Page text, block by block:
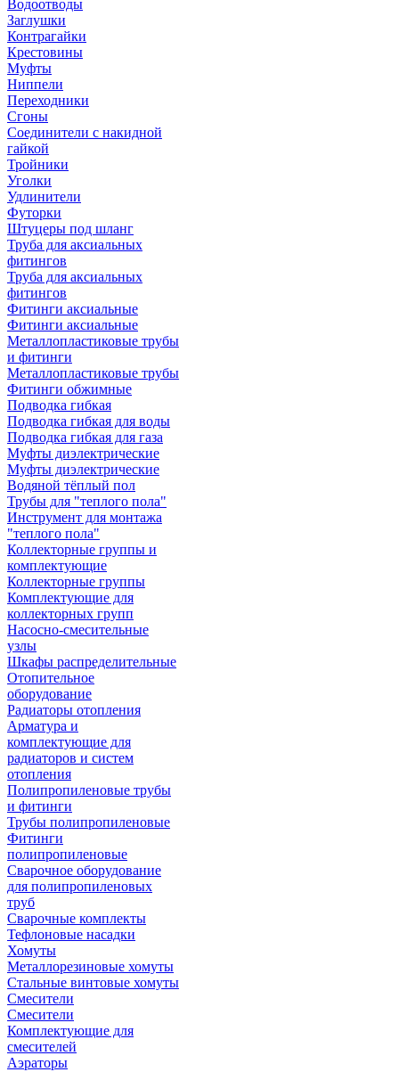
Водоотводы
Заглушки
Контрагайки
Крестовины
Муфты
Ниппели
Переходники
Сгоны
Соединители с накидной
гайкой
Тройники
Уголки
Удлинители
Футорки
Штуцеры под шланг
Труба для аксиальных
фитингов
Труба для аксиальных
фитингов
Фитинги аксиальные
Фитинги аксиальные
Металлопластиковые трубы
и фитинги
Металлопластиковые трубы
Фитинги обжимные
Подводка гибкая
Подводка гибкая для воды
Подводка гибкая для газа
Муфты диэлектрические
Муфты диэлектрические
Водяной тёплый пол
Трубы для "теплого пола"
Инструмент для монтажа
"теплого пола"
Коллекторные группы и
комплектующие
Коллекторные группы
Комплектующие для
коллекторных групп
Насосно-смесительные
узлы
Шкафы распределительные
Отопительное
оборудование
Радиаторы отопления
Арматура и
комплектующие для
радиаторов и систем
отопления
Полипропиленовые трубы
и фитинги
Трубы полипропиленовые
Фитинги
полипропиленовые
Сварочное оборудование
для полипропиленовых
труб
Сварочные комплекты
Тефлоновые насадки
Хомуты
Металлорезиновые хомуты
Стальные винтовые хомуты
Смесители
Смесители
Комплектующие для
смесителей
Аэраторы